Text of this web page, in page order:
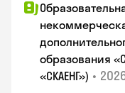
образования
«СКАЕНГ») •